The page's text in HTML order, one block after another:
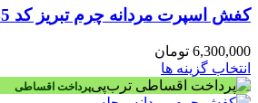
کفش اسپرت مردانه چرم تبریز کد 145
6,300,000 تومان
انتخاب گزینه ها
پرداخت اقساطی